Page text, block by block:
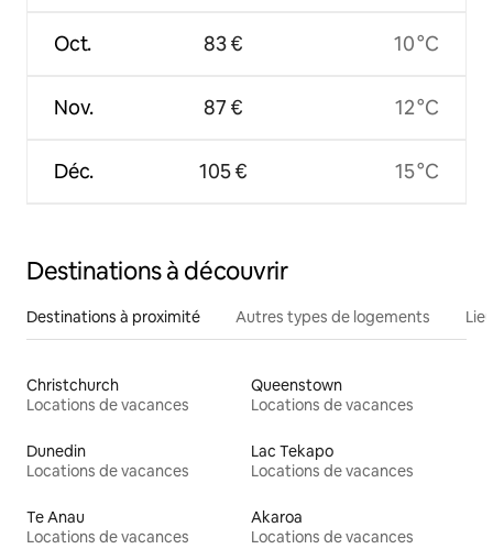
Oct.
Nov.
Déc.
83 €
87 €
105 €
10 °C
12 °C
15 °C
Destinations à découvrir
Destinations à proximité Autres types de logements
Christchurch
Locations de vacances
Queenstown
Locations de vacances
Dunedin
Locations de vacances
Lac Tekapo
Locations de vacances
Te Anau
Locations de vacances
Akaroa
Locations de vacances